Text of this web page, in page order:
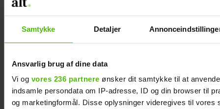
Samtykke Detaljer
Ansvarlig brug af dine data
Vi og vores 236 partnere ønsker dit samtykke til at
indsamle persondata om IP-adresse, ID og din browser til
og marketingformål. Disse oplysninger videregives til vores